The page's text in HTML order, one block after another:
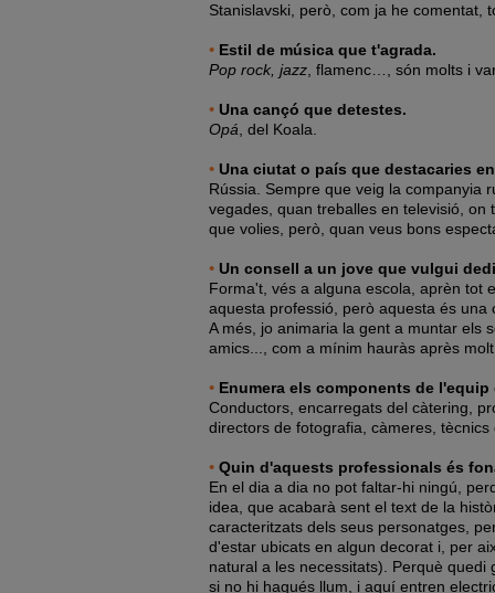
Stanislavski, però, com ja he comentat,
• Estil de música que t'agrada.
Pop rock, jazz , flamenc…, són molts i
• Una cançó que detestes.
Opá , del Koala.
• Una ciutat o país que destacaries
Rússia. Sempre que veig la companyia
vegades, quan treballes en televisió,
que volies, però, quan veus bons
• Un consell a un jove que vulgui
Forma't, vés a alguna escola, aprèn tot
aquesta professió, però aquesta és
A més, jo animaria la gent a muntar els
amics..., com a mínim hauràs après
• Enumera els components de
Conductors, encarregats del càtering,
directors de fotografia, càmeres,
• Quin d'aquests professionals és
En el dia a dia no pot faltar-hi ningú,
idea, que acabarà sent el text de la
caracteritzats dels seus personatges,
d'estar ubicats en algun decorat i, per
natural a les necessitats). Perquè
si no hi hagués llum, i aquí entren